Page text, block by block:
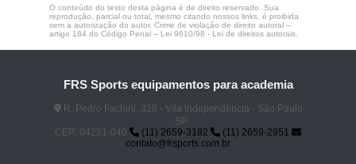
O conteúdo do texto desta página é de direito reservado. Sua
reprodução, parcial ou total, mesmo citando nossos links, é proibida
sem a autorização do autor. Crime de violação de direito autoral –
artigo 184 do Código Penal – Lei 9610/98 - Lei de direitos autorais.
FRS Sports equipamentos para academia
R. Pedro Fachini, 328 - Vila Independência - São Paulo
- SP
CEP: 04221-040
(11) 2659-3182
(11) 2659-2951
contato@frsports.com.br